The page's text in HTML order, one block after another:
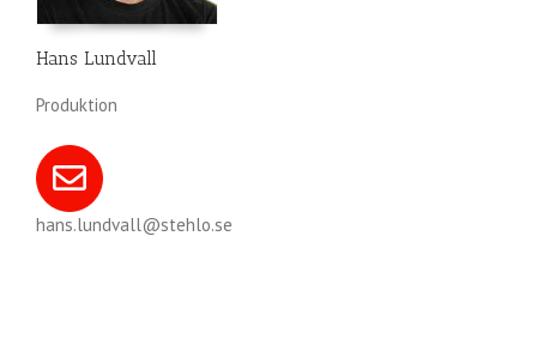
Hans Lundvall
Produktion
hans.lundvall@stehlo.se